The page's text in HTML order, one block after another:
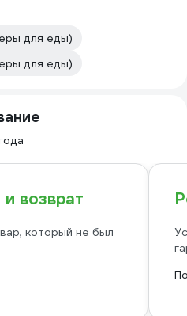
для еды)
для еды)
возврат
который не был